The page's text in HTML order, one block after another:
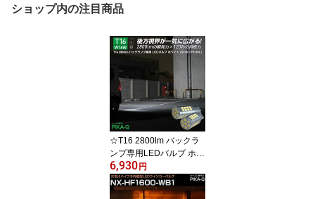
ショップ内の注目商品
☆T16 2800lm バックラ
ンプ専用LEDバルブ ホワ
イト6500K［PP2800］
超高輝度2800lm ホワイ
ト6500K バックランプ専
6,930円